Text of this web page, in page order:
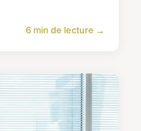
6 min de lecture →